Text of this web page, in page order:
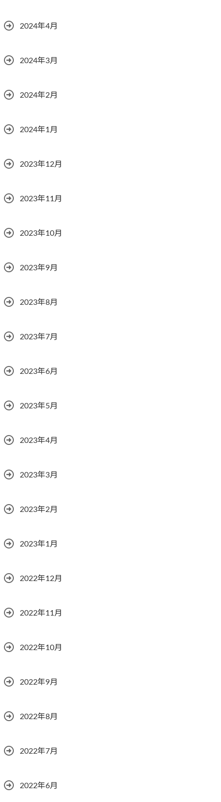
2024年4月
2024年3月
2024年2月
2024年1月
2023年12月
2023年11月
2023年10月
2023年9月
2023年8月
2023年7月
2023年6月
2023年5月
2023年4月
2023年3月
2023年2月
2023年1月
2022年12月
2022年11月
2022年10月
2022年9月
2022年8月
2022年7月
2022年6月